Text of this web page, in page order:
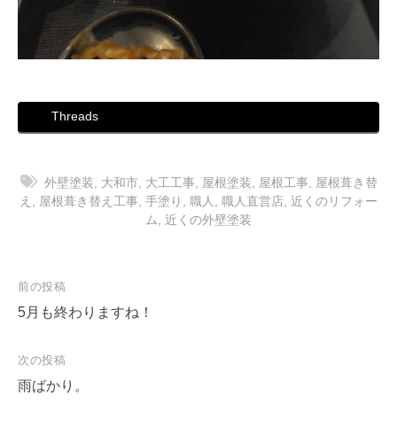
Threads
外壁塗装, 大和市, 大工工事, 屋根塗装, 屋根工事, 屋根葺き替
え , 屋根葺き替え工事, 手塗り , 職人, 職人直営店, 近くのリフォー
ム, 近くの外壁塗装
投
稿
ビ
ゲ
前の投稿
5月も終わりますね！
次の投稿
雨ばかり。